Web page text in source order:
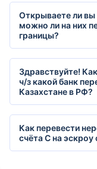
Открываете ли
можно ли на них
границы?
Здравствуйте!
ч/з какой банк
Казахстане в РФ?
Как перевести
счёта С на